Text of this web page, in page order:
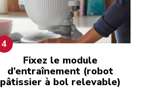
4
Fixez le module
d’entraînement (robot
pâtissier à bol relevable)